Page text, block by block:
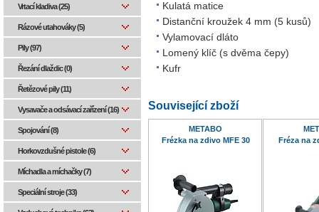
Kulatá matice
Distanční kroužek 4 mm (5 kusů)
Vylamovací dláto
Lomený klíč (s dvěma čepy)
Kufr
Související zboží
METABO
Frézka na zdivo MFE 30
Fréza na
Vrtací kladiva (25)
Rázové utahováky (5)
Pily (97)
Řezání dlaždic (0)
Řetězové pily (11)
Vysavače a odsávací zařízení (16)
Spojování (8)
Horkovzdušné pistole (6)
Míchadla a míchačky (7)
Speciální stroje (33)